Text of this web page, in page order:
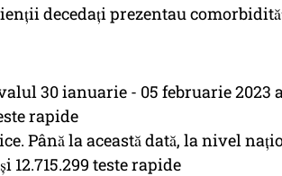
decedați prezentau
30 ianuarie - 05 februarie 2023
rapide
Până la această dată, la nivel
12.715.299 teste rapide